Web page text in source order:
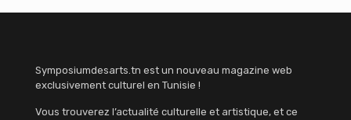
Symposiumdesarts.tn est un nouveau magazine web
exclusivement culturel en Tunisie !
Vous trouverez l’actualité culturelle et artistique, et ce